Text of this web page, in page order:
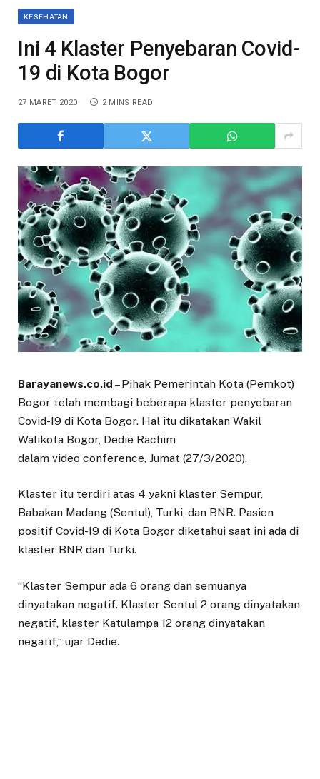
KESEHATAN
Ini 4 Klaster Penyebaran Covid-
19 di Kota Bogor
27 MARET 2020 2 MINS READ
Barayanews.co.id – Pihak Pemerintah Kota (Pemkot)
Bogor telah membagi beberapa klaster penyebaran
Covid-19 di Kota Bogor. Hal itu dikatakan Wakil
Walikota Bogor, Dedie Rachim
dalam video conference, Jumat (27/3/2020).
Klaster itu terdiri atas 4 yakni klaster Sempur,
Babakan Madang (Sentul), Turki, dan BNR. Pasien
positif Covid-19 di Kota Bogor diketahui saat ini ada di
klaster BNR dan Turki.
“Klaster Sempur ada 6 orang dan semuanya
dinyatakan negatif. Klaster Sentul 2 orang dinyatakan
negatif, klaster Katulampa 12 orang dinyatakan
negatif,” ujar Dedie.